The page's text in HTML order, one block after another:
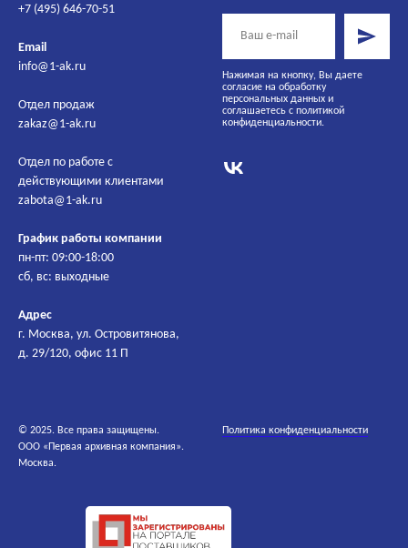
+7 (495) 646-70-51
Email
info@1-ak.ru
Отдел продаж
zakaz@1-ak.ru
Отдел по работе с
действующими клиентами
zabota@1-ak.ru
График работы компании
пн-пт: 09:00-18:00
сб, вс: выходные
Адрес
г. Москва, ул. Островитянова,
д. 29/120, офис 11 П
Нажимая на кнопку, Вы даете
согласие на обработку
персональных данных и
соглашаетесь c политикой
конфиденциальности.
© 2025. Все права защищены.
ООО «Первая архивная компания».
Москва.
Политика конфиденциальности